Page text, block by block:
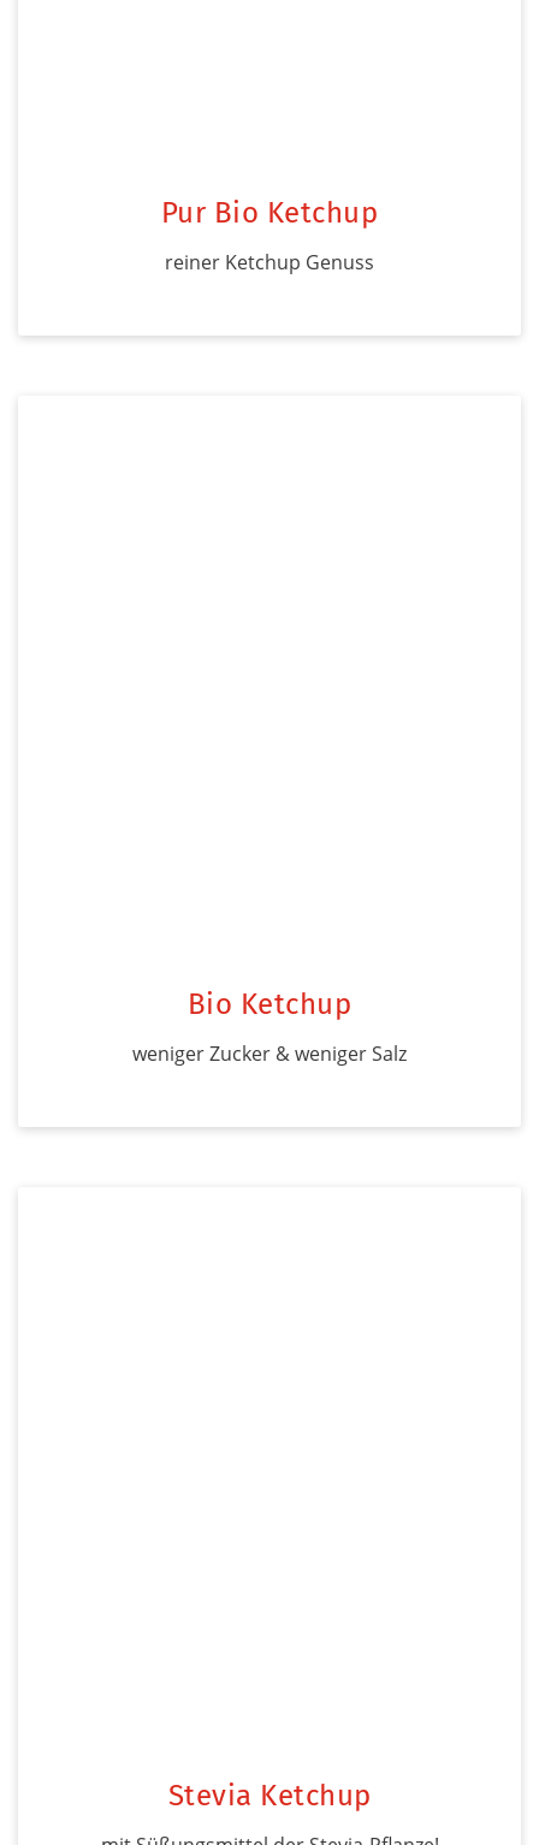
Pur Bio Ketchup
reiner Ketchup Genuss
Bio Ketchup
weniger Zucker & weniger Salz
Stevia Ketchup